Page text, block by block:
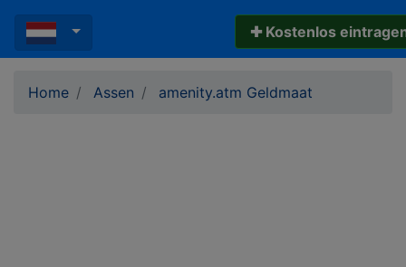
✚ Kostenlos
Home Assen amenity.atm Geldmaat